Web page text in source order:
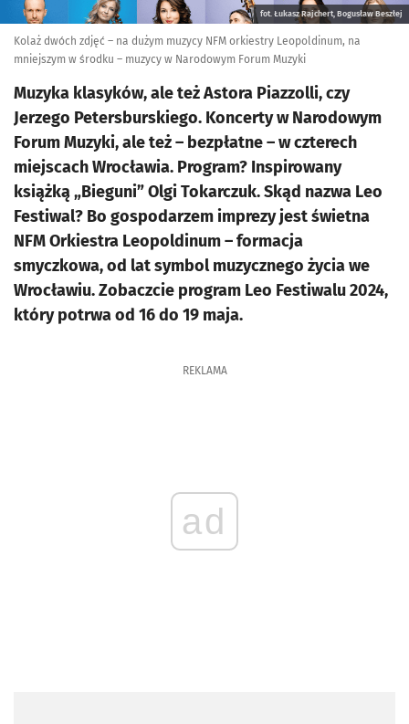
fot. Łukasz Rajchert, Bogusław Beszłej
Kolaż dwóch zdjęć – na dużym muzycy NFM orkiestry Leopoldinum, na
mniejszym w środku – muzycy w Narodowym Forum Muzyki
Muzyka klasyków, ale też Astora Piazzolli, czy
Jerzego Petersburskiego. Koncerty w Narodowym
Forum Muzyki, ale też – bezpłatne – w czterech
miejscach Wrocławia. Program? Inspirowany
książką „Bieguni” Olgi Tokarczuk. Skąd nazwa Leo
Festiwal? Bo gospodarzem imprezy jest świetna
NFM Orkiestra Leopoldinum – formacja
smyczkowa, od lat symbol muzycznego życia we
Wrocławiu. Zobaczcie program Leo Festiwalu 2024,
który potrwa od 16 do 19 maja.
REKLAMA
ad